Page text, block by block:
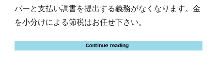
バーと支払い調書を提出する義務がなくなります。金
を小分けによる節税はお任せ下さい。